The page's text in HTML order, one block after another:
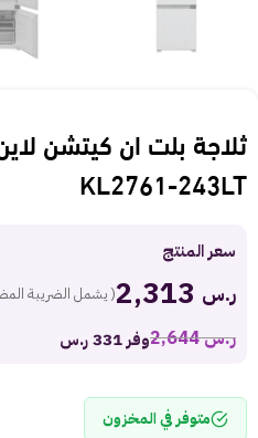
ثلاجة بلت ان كيتشن
KL2761-243LT
سعر المنتج
ر.س ( يشمل الضريبة
ر.س2,644 وفر 331 ر.س
متوفر في المخزون